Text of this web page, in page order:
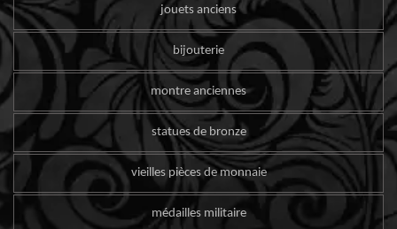
jouets anciens
bijouterie
montre anciennes
statues de bronze
vieilles pièces de monnaie
médailles militaire